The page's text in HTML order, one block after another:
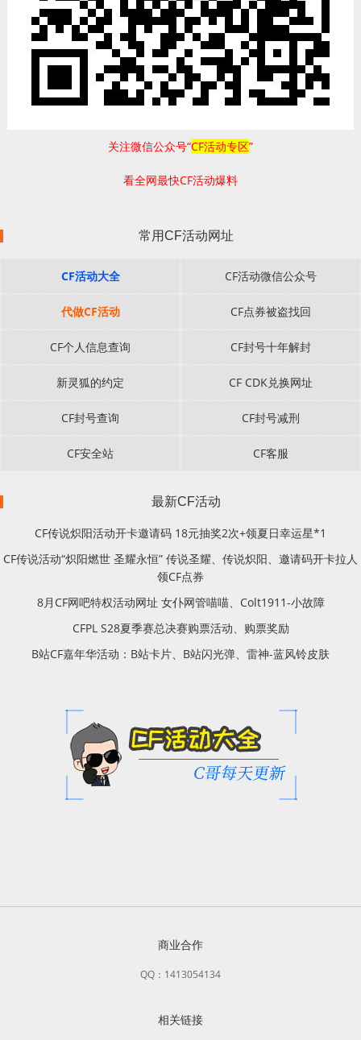
关注微信公众号“CF活动专区”
看全网最快CF活动爆料
常用CF活动网址
CF活动大全 CF活动微信公众号
代做CF活动 CF点券被盗找回
CF个人信息查询 CF封号十年解封
新灵狐的约定 CF CDK兑换网址
CF封号查询 CF封号减刑
CF安全站 CF客服
最新CF活动
CF传说炽阳活动开卡邀请码 18元抽奖2次+领夏日幸运星*1
CF传说活动“炽阳燃世 圣耀永恒” 传说圣耀、传说炽阳、邀请码开卡拉人
领CF点券
8月CF网吧特权活动网址 女仆网管喵喵、Colt1911-小故障
CFPL S28夏季赛总决赛购票活动、购票奖励
B站CF嘉年华活动：B站卡片、B站闪光弹、雷神-蓝风铃皮肤
商业合作
QQ：1413054134
相关链接